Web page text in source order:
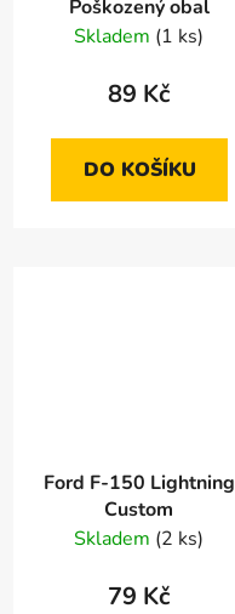
Poškozený obal
Skladem (1 ks)
89 Kč
DO KOŠÍKU
Ford F-150 Lightning
Custom
Skladem (2 ks)
79 Kč